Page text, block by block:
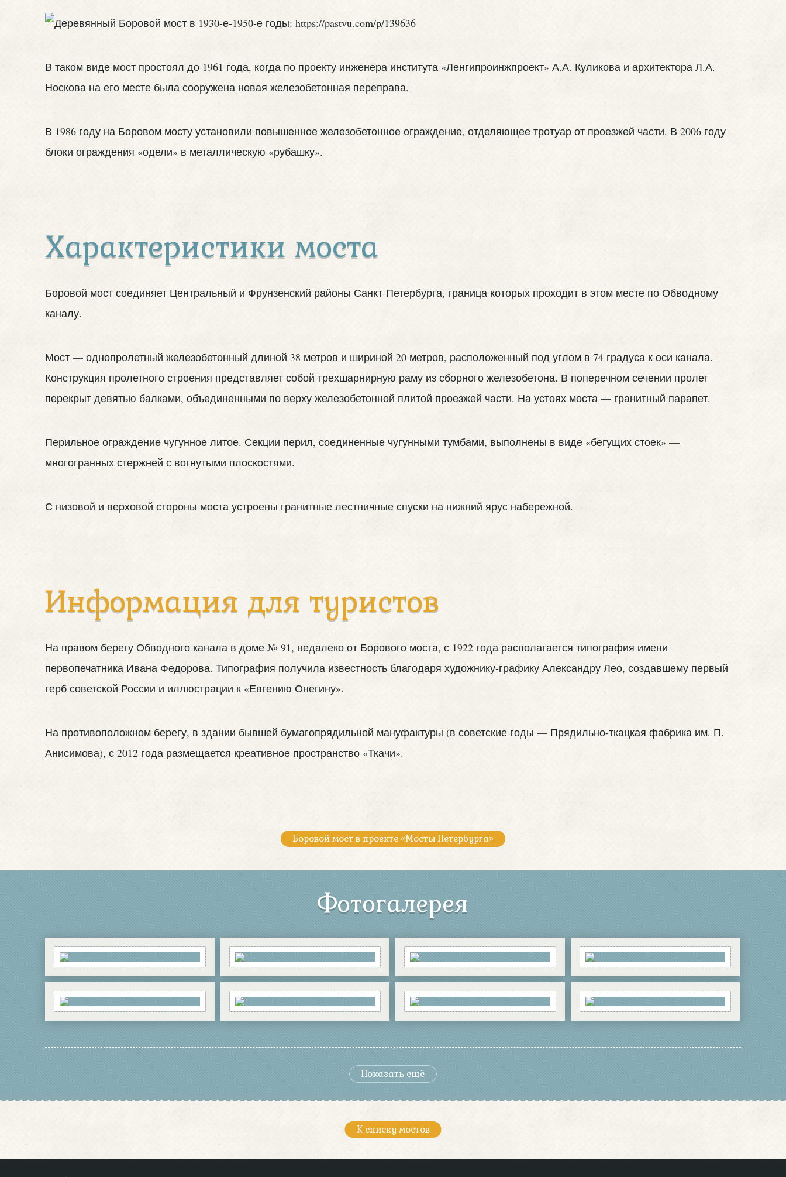
В таком виде мост простоял до 1961 года, когда по проекту инженера института «Ленгипроинжпроект» А.А. Куликова и архитектора Л.А.
Носкова на его месте была сооружена новая железобетонная переправа.
В 1986 году на Боровом мосту установили повышенное железобетонное ограждение, отделяющее тротуар от проезжей части. В 2006 году
блоки ограждения «одели» в металлическую «рубашку».
Характеристики моста
Боровой мост соединяет Центральный и Фрунзенский районы Санкт-Петербурга, граница которых проходит в этом месте по Обводному
каналу.
Мост — однопролетный железобетонный длиной 38 метров и шириной 20 метров, расположенный под углом в 74 градуса к оси канала.
Конструкция пролетного строения представляет собой трехшарнирную раму из сборного железобетона. В поперечном сечении пролет
перекрыт девятью балками, объединенными по верху железобетонной плитой проезжей части. На устоях моста — гранитный парапет.
Перильное ограждение чугунное литое. Секции перил, соединенные чугунными тумбами, выполнены в виде «бегущих стоек» —
многогранных стержней с вогнутыми плоскостями.
С низовой и верховой стороны моста устроены гранитные лестничные спуски на нижний ярус набережной.
Информация для туристов
На правом берегу Обводного канала в доме № 91, недалеко от Борового моста, с 1922 года располагается типография имени
первопечатника Ивана Федорова. Типография получила известность благодаря художнику-графику Александру Лео, создавшему первый
герб советской России и иллюстрации к «Евгению Онегину».
На противоположном берегу, в здании бывшей бумагопрядильной мануфактуры (в советские годы — Прядильно-ткацкая фабрика им. П.
Анисимова), с 2012 года размещается креативное пространство «Ткачи».
Боровой мост в проекте «Мосты Петербурга»
Фотогалерея
Показать ещё
К списку мостов